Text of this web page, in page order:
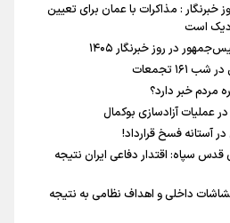
: مذاکرات با عمان برای تعیین
است
در روز خبرنگار ۱۴۰۵
تجمعات
مردم خبر دارد؟
عملیات آزادسازی بوکمال
آستانه فسخ قرارداد!
قدس سپاه: اقتدار دفاعی ایران نتیجه
داخلی و اهداف نظامی به نتیجه